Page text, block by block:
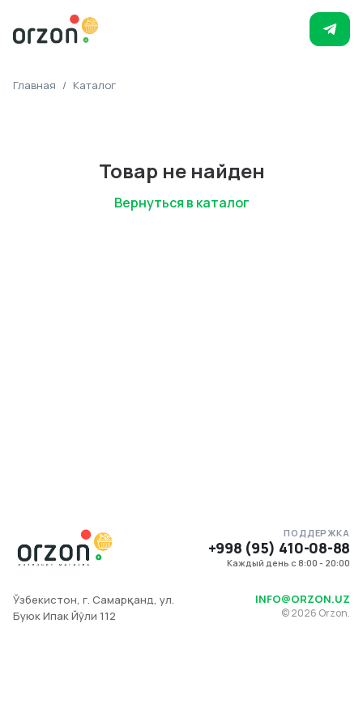
Главная / Каталог
Товар не найден
Вернуться в каталог
ПОДДЕРЖКА
+998 (95) 410-08-88
Каждый день с 8:00 - 20:00
Ўзбекистон, г. Самарқанд, ул.
Буюк Ипак Йўли 112
INFO@ORZON.UZ
©2026 Orzon.